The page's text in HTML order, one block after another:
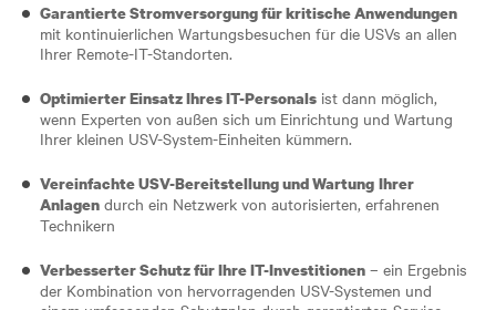
Garantierte Stromversorgung für kritische Anwendungen
mit kontinuierlichen Wartungsbesuchen für die USVs an allen
Ihrer Remote-IT-Standorten.
Optimierter Einsatz Ihres IT-Personals ist dann möglich,
wenn Experten von außen sich um Einrichtung und Wartung
Ihrer kleinen USV-System-Einheiten kümmern.
Vereinfachte USV-Bereitstellung und Wartung Ihrer
Anlagen durch ein Netzwerk von autorisierten, erfahrenen
Technikern
Verbesserter Schutz für Ihre IT-Investitionen – ein Ergebnis
der Kombination von hervorragenden USV-Systemen und